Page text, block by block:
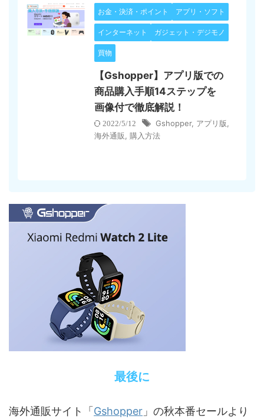
お金・決済・ポイント アプリ・ソフト
インターネット ガジェット・デジモノ
買物
【Gshopper】アプリ版での
商品購入手順14ステップを
画像付で徹底解説！
2022/5/12 Gshopper, アプリ版
海外通販
購入方法
最後に
海外通販サイト「 Gshopper 」の秋本番セールより